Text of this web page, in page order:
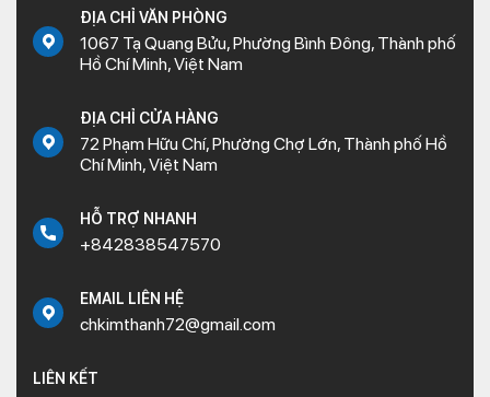
ĐỊA CHỈ VĂN PHÒNG
1067 Tạ Quang Bửu, Phường Bình Đông, Thành phố
Hồ Chí Minh, Việt Nam
ĐỊA CHỈ CỬA HÀNG
72 Phạm Hữu Chí, Phường Chợ Lớn, Thành phố Hồ
Chí Minh, Việt Nam
HỖ TRỢ NHANH
+842838547570
EMAIL LIÊN HỆ
chkimthanh72@gmail.com
LIÊN KẾT